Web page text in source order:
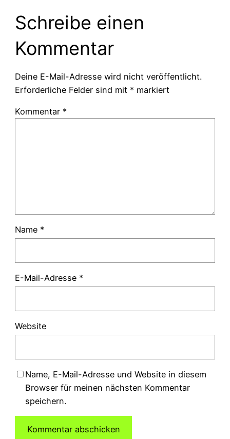
Schreibe einen
Kommentar
Deine E-Mail-Adresse wird nicht veröffentlicht.
Erforderliche Felder sind mit * markiert
Kommentar *
Name *
E-Mail-Adresse *
Website
Name, E-Mail-Adresse und Website in diesem
Browser für meinen nächsten Kommentar
speichern.